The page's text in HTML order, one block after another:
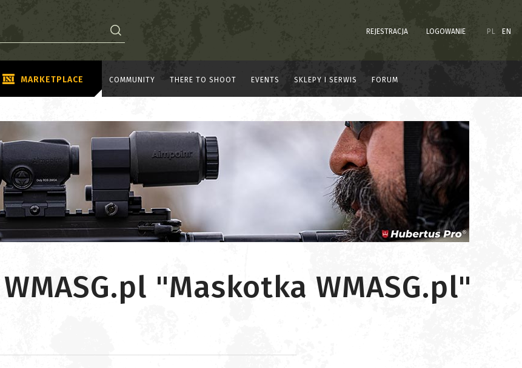
REJESTRACJA LOGOWANIE PL EN
MARKETPLACE COMMUNITY THERE TO SHOOT EVENTS SKLEPY I SERWIS FORUM
"Maskotka WMASG.pl"